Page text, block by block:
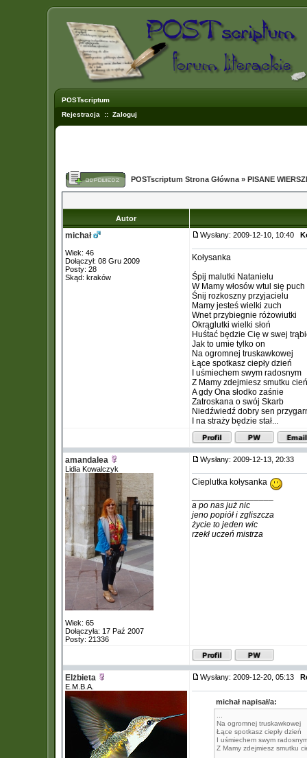
POSTscriptum
Rejestracja :: Zaloguj
POSTscriptum Strona Główna » PISANE
Autor
michał
Wiek: 46
Dołączył: 08 Gru 2009
Posty: 28
Skąd: kraków
Wysłany: 2009-12-10, 10:40
Kołysanka
Śpij malutki Natanielu
W Mamy włosów wtul się puch
Śnij rozkoszny przyjacielu
Mamy jesteś wielki zuch
Wnet przybiegnie różowiutki
Okrąglutki wielki słoń
Huśtać będzie Cię w swej
Jak to umie tylko on
Na ogromnej truskawkowej
Łące spotkasz ciepły dzień
I uśmiechem swym radosnym
Z Mamy zdejmiesz smutku cień
A gdy Ona słodko zaśnie
Zatroskana o swój Skarb
Niedźwiedź dobry sen
I na straży będzie stał...
amandalea
Lidia Kowalczyk
Wiek: 65
Dołączyła: 17 Paź 2007
Posty: 21336
Wysłany: 2009-12-13, 20:33
Cieplutka kołysanka
a po nas już nic
jeno popiół i zgliszcza
życie to jeden wic
rzekł uczeń mistrza
Elżbieta
E.M.B.A.
Wysłany: 2009-12-20, 05:13
michał napisał/a:
Na ogromnej truskawkowej
Łące spotkasz ciepły dzień
I uśmiechem swym
Z Mamy zdejmiesz smutku